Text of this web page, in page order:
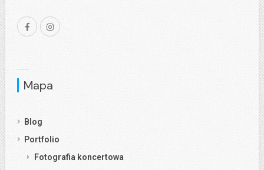
Mapa
Blog
Portfolio
Fotografia koncertowa